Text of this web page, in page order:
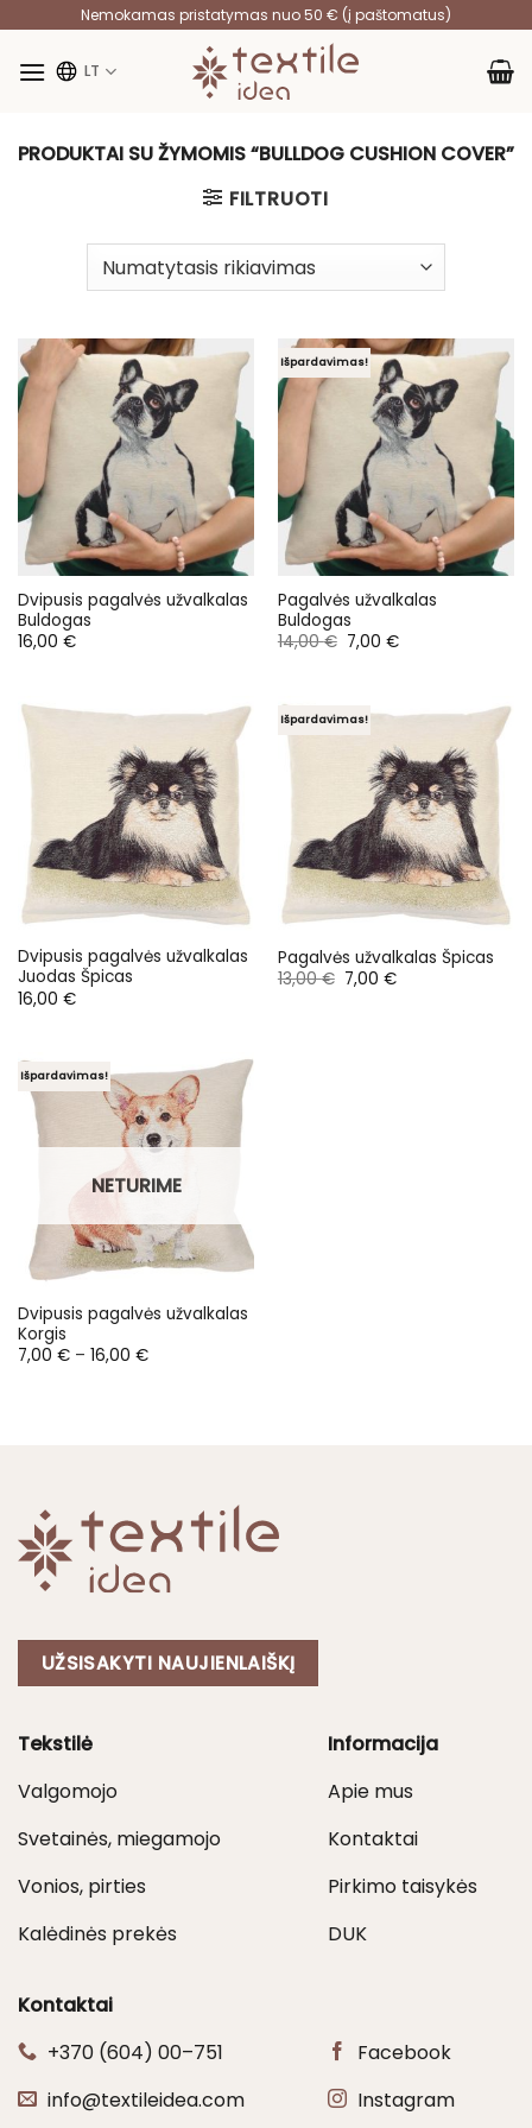
content
Nemokamas pristatymas nuo 50 € (į paštomatus)
LT
PRODUKTAI SU ŽYMOMIS “BULLDOG CUSHION COVER”
FILTRUOTI
Dvipusis pagalvės užvalkalas
Buldogas
16,00 €
Išpardavimas!
Pagalvės užvalkalas
Buldogas
14,00€ Original
price
7,00 €Current
Dvipusis pagalvės užvalkalas
Juodas Špicas
16,00 €
Išpardavimas!
Pagalvės užvalkalas Špicas
13,00€ Original
price
7,00 €Current
Išpardavimas!
NETURIME
Dvipusis pagalvės užvalkalas
Korgis
7,00 € – 16,00 €Price
UŽSISAKYTI NAUJIENLAIŠKĮ
Tekstilė
Valgomojo
Svetainės, miegamojo
Vonios, pirties
Kalėdinės prekės
Informacija
Apie mus
Kontaktai
Pirkimo taisykės
DUK
Kontaktai
+370 (604) 00–751
info@textileidea.com
Facebook
Instagram